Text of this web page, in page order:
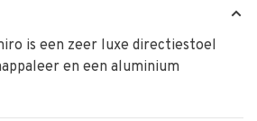
is een zeer luxe directiestoel
en een aluminium